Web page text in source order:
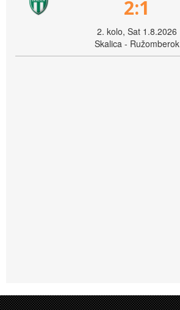
2:1
2. kolo, Sat 1.8.2026
Skalica - Ružomberok